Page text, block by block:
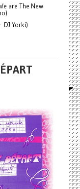
are The New
DJ Yorki)